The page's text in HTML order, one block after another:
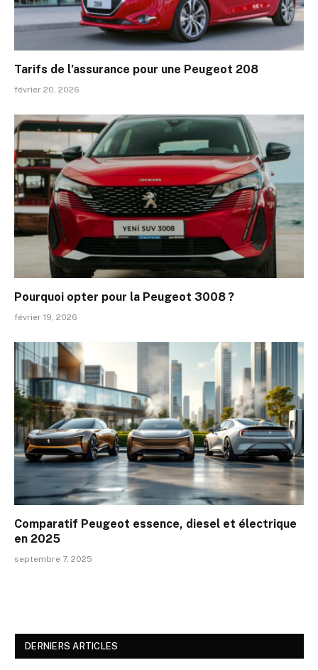
Tarifs de l’assurance pour une Peugeot 208
février 20, 2026
Pourquoi opter pour la Peugeot 3008 ?
février 19, 2026
Comparatif Peugeot essence, diesel et électrique
en 2025
septembre 7, 2025
DERNIERS ARTICLES